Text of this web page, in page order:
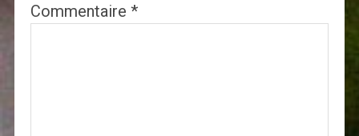
Commentaire *